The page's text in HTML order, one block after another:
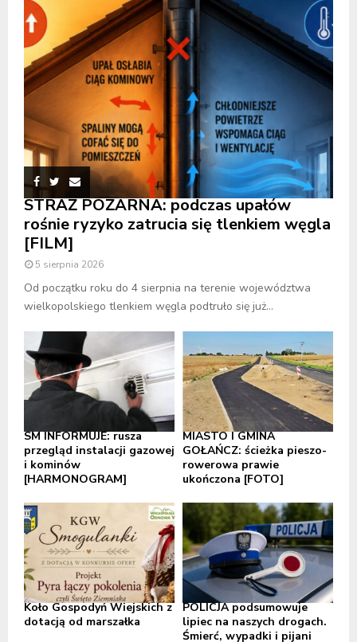
STRAŻ POŻARNA: podczas upałów
rośnie ryzyko zatrucia się tlenkiem węgla
[FILM]
5 sierpnia 2026
Od początku roku do 4 sierpnia na terenie województwa
wielkopolskiego tlenkiem węgla podtruło się już...
SM INFORMUJE: rusza
przegląd instalacji gazowej
i kominów
[HARMONOGRAM]
MIASTO I GMINA
GOŁAŃCZ: ścieżka pieszo-
rowerowa prawie
ukończona [FOTO]
Koło Gospodyń Wiejskich z
dotacją od marszałka
POLICJA podsumowuje
lipiec na naszych drogach.
Śmierć, wypadki i pijani